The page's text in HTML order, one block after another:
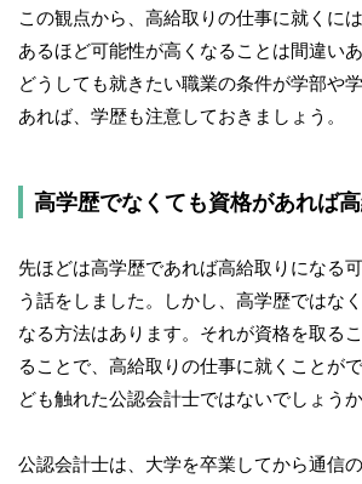
この観点から、高給取りの仕事に就くに
あるほど可能性が高くなることは間違い
どうしても就きたい職業の条件が学部や
あれば、学歴も注意しておきましょう。
高学歴でなくても資格があれば
先ほどは高学歴であれば高給取りになる
う話をしました。しかし、高学歴ではな
なる方法はあります。それが資格を取る
ることで、高給取りの仕事に就くことが
ども触れた公認会計士ではないでしょうか
公認会計士は、大学を卒業してから通信